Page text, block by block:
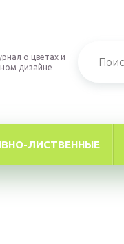
о цветах и
дизайне
ЛИСТВЕННЫЕ